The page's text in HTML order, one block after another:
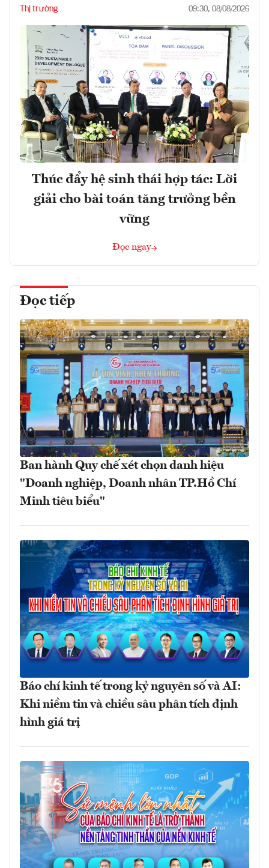
Thị trường 09:30, 08/08/2026
Thúc đẩy hệ sinh thái hợp tác: Lời
giải cho bài toán tăng trưởng bền
vững
Đọc ngay
Đọc tiếp
Ban hành Quy chế xét chọn danh hiệu
"Doanh nghiệp, Doanh nhân TP.Hồ Chí
Minh tiêu biểu"
Báo chí kinh tế trong kỷ nguyên số và AI:
Khi niềm tin và chiều sâu phân tích định
hình giá trị